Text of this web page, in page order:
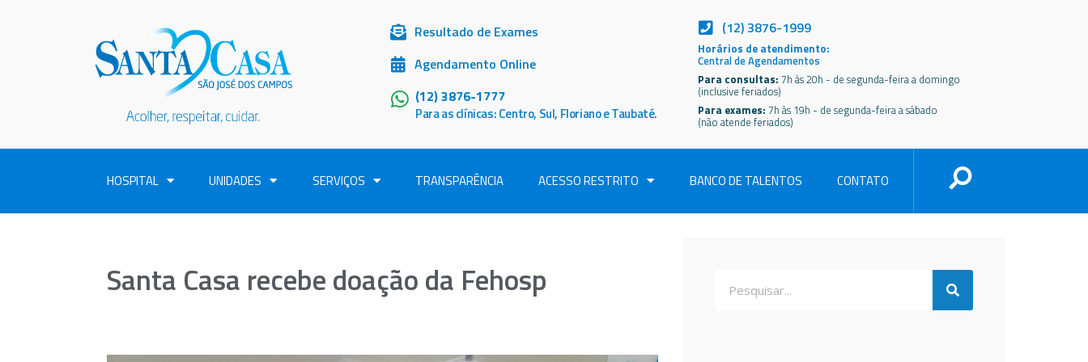
Resultado de Exames
Agendamento Online
(12) 3876-1777
Para as clínicas: Centro, Sul, Floriano e Taubaté.
(12) 3876-1999
Horários de atendimento:
Central de Agendamentos
Para consultas: 7h às 20h - de segunda-feira a domingo
(inclusive feriados)
Para exames: 7h às 19h - de segunda-feira a sábado
(não atende feriados)
HOSPITAL UNIDADES SERVIÇOS TRANSPARÊNCIA ACESSO RESTRITO BANCO DE TALENTOS CONTATO
Santa Casa recebe doação da Fehosp